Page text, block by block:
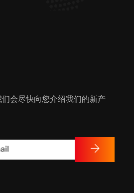
会尽快向您介绍我们的新产